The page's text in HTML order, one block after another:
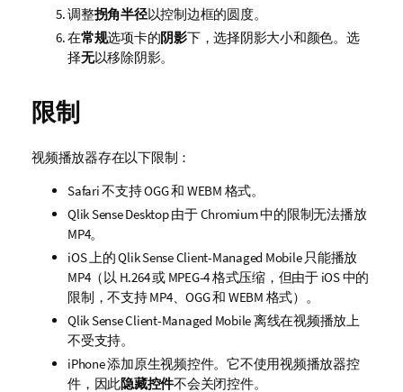
调整拐角半径以控制边框的圆度。
在常规选项卡的阴影下，选择阴影大小和颜色。选
择无以移除阴影。
限制
视频播放器存在以下限制：
Safari不支持OGG和 WEBM 格式。
Qlik Sense Desktop由于Chromium中的限制无法播放
MP4。
iOS上的Qlik Sense Client-Managed Mobile只能播放
MP4（以 H.264或 MPEG-4格式压缩，但由于 iOS中的
限制，不支持MP4、OGG和 WEBM 格式）。
Qlik Sense Client-Managed Mobile离线在视频播放上
不受支持。
iPhone添加原生视频控件。它不使用视频播放器控
件，因此隐藏控件不会关闭控件。